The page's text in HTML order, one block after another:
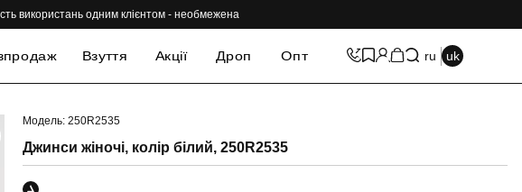
використань одним клієнтом - необмежена
Взуття Акції Дроп Опт ru uk
-69%
Модель: 250R2535
Джинси жіночі, колір білий, 250R2535